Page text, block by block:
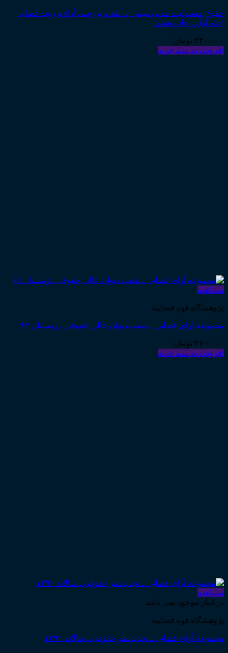
حقوق مسئولیت مدنی مبتنی بر نقد و بررسی آراء و رویه قضایی
(جلد اول ـ چاپ هفتم)
۲۴۰,۰۰۰ تومان
افزودن به سبد خرید
مشاهده
پژوهشگاه قوه قضاییه
مجموعه آرای قضایی ـ شعب دیوان عالی حقوقی ـ زمستان ۹۳
۳۶۰,۰۰۰ تومان
افزودن به سبد خرید
مشاهده
در انبار موجود نمی باشد
پژوهشگاه قوه قضاییه
مجموعه آرای قضایی ـ تجدیدنظر حقوقی ـ سالانه ۱۳۹۲